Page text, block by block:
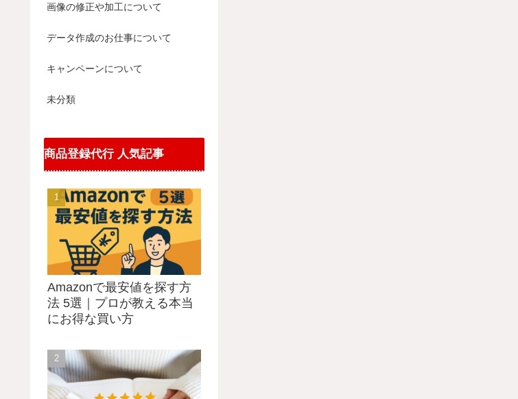
画像の修正や加工について
データ作成のお仕事について
キャンペーンについて
未分類
商品登録代行 人気記事
Amazonで最安値を探す方
法 5選｜プロが教える本当
にお得な買い方